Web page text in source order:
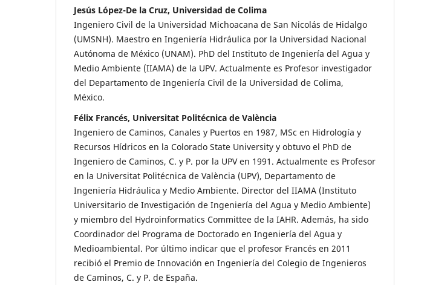
Jesús López-De la Cruz, Universidad de Colima
Ingeniero Civil de la Universidad Michoacana de San Nicolás de Hidalgo
(UMSNH). Maestro en Ingeniería Hidráulica por la Universidad Nacional
Autónoma de México (UNAM). PhD del Instituto de Ingeniería del Agua y
Medio Ambiente (IIAMA) de la UPV. Actualmente es Profesor investigador
del Departamento de Ingeniería Civil de la Universidad de Colima,
México.
Félix Francés, Universitat Politécnica de València
Ingeniero de Caminos, Canales y Puertos en 1987, MSc en Hidrología y
Recursos Hídricos en la Colorado State University y obtuvo el PhD de
Ingeniero de Caminos, C. y P. por la UPV en 1991. Actualmente es Profesor
en la Universitat Politécnica de València (UPV), Departamento de
Ingeniería Hidráulica y Medio Ambiente. Director del IIAMA (Instituto
Universitario de Investigación de Ingeniería del Agua y Medio Ambiente)
y miembro del Hydroinformatics Committee de la IAHR. Además, ha sido
Coordinador del Programa de Doctorado en Ingeniería del Agua y
Medioambiental. Por último indicar que el profesor Francés en 2011
recibió el Premio de Innovación en Ingeniería del Colegio de Ingenieros
de Caminos, C. y P. de España.